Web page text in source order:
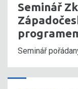
Seminář
Seminář